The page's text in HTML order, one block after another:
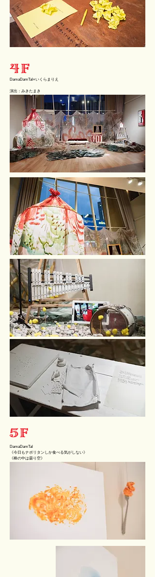
DamaDamTal×いくらまりえ
演出：みきたまき
DamaDamTal
《今日もナポリタンしか食べる気がしない》
​《棒の中は曇り空》